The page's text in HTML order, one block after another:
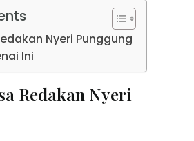
Nyeri Punggung
Ini
Redakan Nyeri